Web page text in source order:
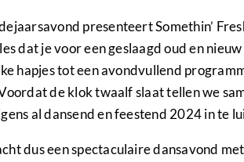
presenteert Somethin’
dat je voor een geslaagd oud en
hapjes tot een avondvullend
de klok twaalf slaat tellen we
al dansend en feestend 2024 in te
dus een spectaculaire dansavond